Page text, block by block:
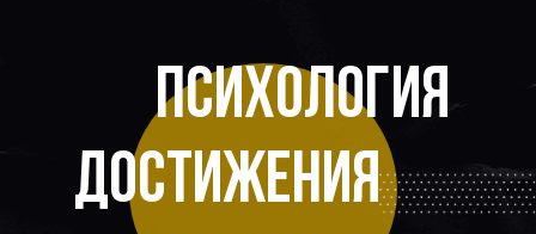
ПСИХОЛОГИЯ
ДОСТИЖЕНИЯ